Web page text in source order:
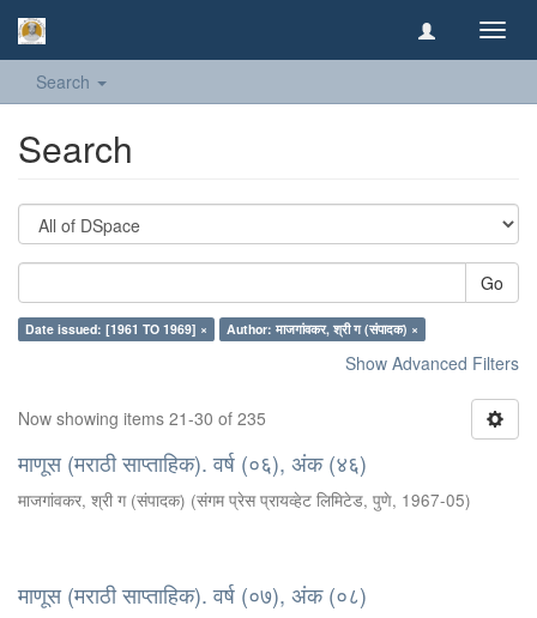
Search
Search
Go
Date issued: [1961 TO 1969] × Author: माजगांवकर, श्री ग (संपादक) ×
Show Advanced Filters
Now showing items 21-30 of 235
माणूस (मराठी साप्ताहिक). वर्ष (०६), अंक (४६)
माजगांवकर, श्री ग (संपादक) (संगम प्रेस प्रायव्हेट लिमिटेड, पुणे, 1967-05)
माणूस (मराठी साप्ताहिक). वर्ष (०७), अंक (०८)